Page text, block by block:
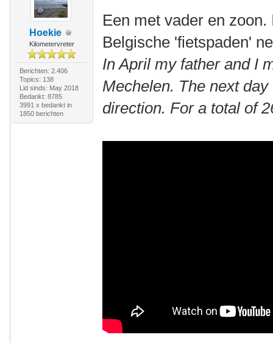
Hoekie
Kilometervreter
Berichten: 2.406
Topics: 138
Lid sinds: May 2018
Bedankt: 8785
3991 x bedankt in
1850 berichten
Een met vader en
Belgische 'fietspaden'
In April my father and I
Mechelen. The next
direction. For a total of